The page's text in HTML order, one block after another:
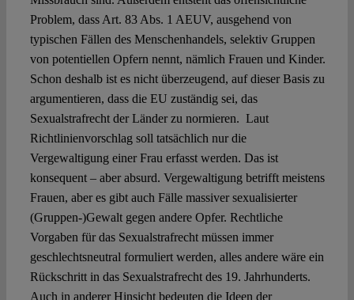
Problem, dass Art. 83 Abs. 1 AEUV, ausgehend von
typischen Fällen des Menschenhandels, selektiv Gruppen
von potentiellen Opfern nennt, nämlich Frauen und Kinder.
Schon deshalb ist es nicht überzeugend, auf dieser Basis zu
argumentieren, dass die EU zuständig sei, das
Sexualstrafrecht der Länder zu normieren. Laut
Richtlinienvorschlag soll tatsächlich nur die
Vergewaltigung einer Frau erfasst werden. Das ist
konsequent – aber absurd. Vergewaltigung betrifft meistens
Frauen, aber es gibt auch Fälle massiver sexualisierter
(Gruppen-)Gewalt gegen andere Opfer. Rechtliche
Vorgaben für das Sexualstrafrecht müssen immer
geschlechtsneutral formuliert werden, alles andere wäre ein
Rückschritt in das Sexualstrafrecht des 19. Jahrhunderts.
Auch in anderer Hinsicht bedeuten die Ideen der